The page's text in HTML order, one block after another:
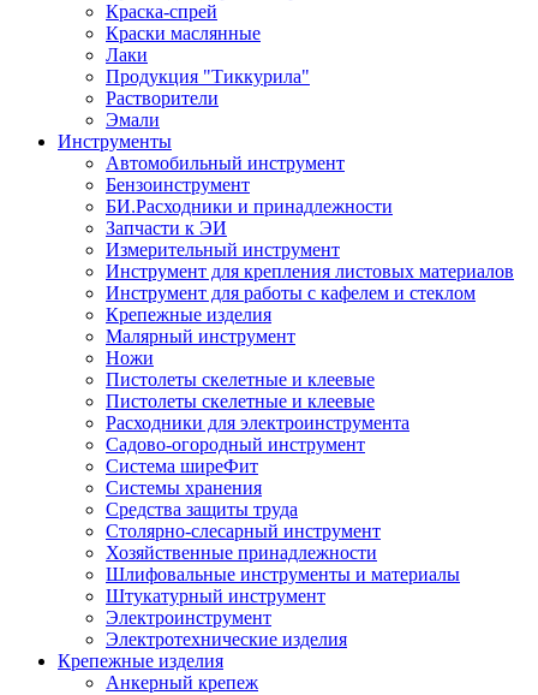
Краска-спрей
Краски маслянные
Лаки
Продукция "Тиккурила"
Растворители
Эмали
Инструменты
Автомобильный инструмент
Бензоинструмент
БИ.Расходники и принадлежности
Запчасти к ЭИ
Измерительный инструмент
Инструмент для крепления листовых материалов
Инструмент для работы с кафелем и стеклом
Крепежные изделия
Малярный инструмент
Ножи
Пистолеты скелетные и клеевые
Пистолеты скелетные и клеевые
Расходники для электроинструмента
Садово-огородный инструмент
Система ширеФит
Системы хранения
Средства защиты труда
Столярно-слесарный инструмент
Хозяйственные принадлежности
Шлифовальные инструменты и материалы
Штукатурный инструмент
Электроинструмент
Электротехнические изделия
Крепежные изделия
Анкерный крепеж